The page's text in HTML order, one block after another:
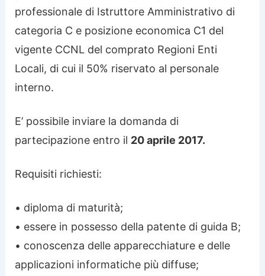
professionale di Istruttore Amministrativo di
categoria C e posizione economica C1 del
vigente CCNL del comprato Regioni Enti
Locali, di cui il 50% riservato al personale
interno.
E’ possibile inviare la domanda di
partecipazione entro il 20 aprile 2017.
Requisiti richiesti:
• diploma di maturità;
• essere in possesso della patente di guida B;
• conoscenza delle apparecchiature e delle
applicazioni informatiche più diffuse;